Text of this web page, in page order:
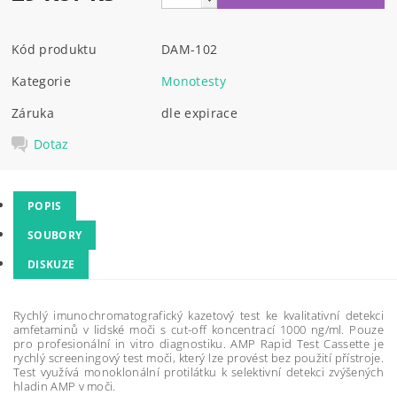
Kód produktu
DAM-102
Kategorie
Monotesty
Záruka
dle expirace
Dotaz
POPIS
SOUBORY
DISKUZE
Rychlý imunochromatografický kazetový test ke kvalitativní detekci
amfetaminů v lidské moči s cut-off koncentrací 1000 ng/ml. Pouze
pro profesionální in vitro diagnostiku. AMP Rapid Test Cassette je
rychlý screeningový test moči, který lze provést bez použití přístroje.
Test využívá monoklonální protilátku k selektivní detekci zvýšených
hladin AMP v moči.